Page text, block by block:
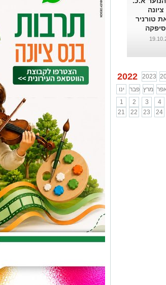
טורניר
2022 2023
ינו
פבר מרץ
1
2 3 4
21
22 23 24